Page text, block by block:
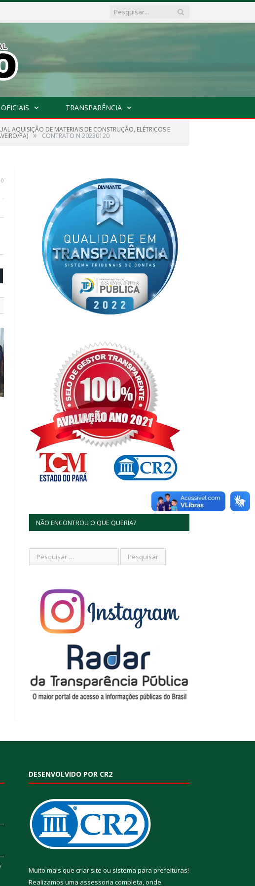
TRANSPARÊNCIA
AQUISIÇÃO DE MATERIAIS DE CONSTRUÇÃO, ELÉTRICOS E
PA) » CONTRATO N 20230120
0
NÃO ENCONTROU O QUE QUERIA?
DESENVOLVIDO POR CR2
Muito mais que criar site ou sistema para prefeituras!
Realizamos uma assessoria completa, onde